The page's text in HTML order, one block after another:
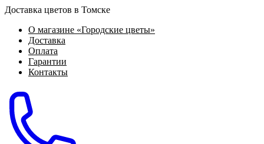
Доставка цветов в Томске
О магазине «Городские цветы»
Доставка
Оплата
Гарантии
Контакты